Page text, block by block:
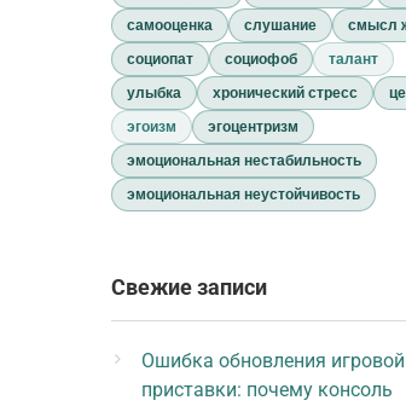
самооценка
слушание
смысл
социопат
социофоб
талант
улыбка
хронический стресс
эгоизм
эгоцентризм
эмоциональная нестабильность
эмоциональная неустойчивость
Свежие записи
Ошибка обновления игровой
приставки: почему консоль